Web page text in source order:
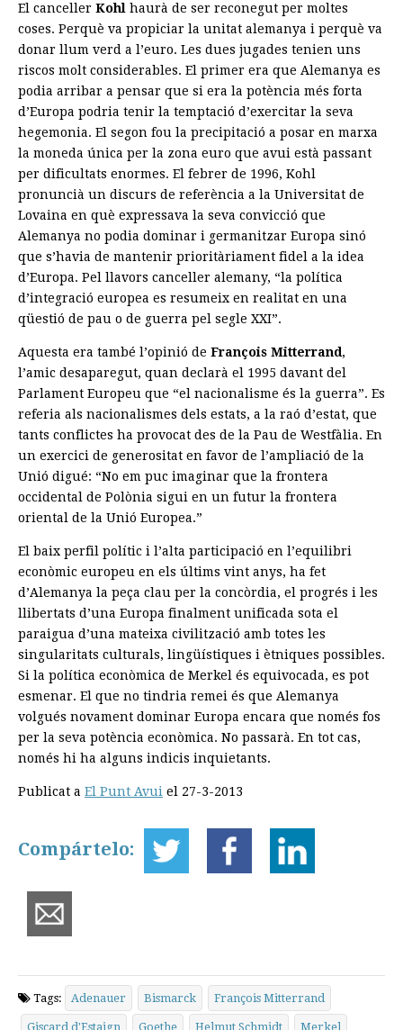
El canceller Kohl haurà de ser reconegut per moltes
coses. Perquè va propiciar la unitat alemanya i perquè va
donar llum verd a l’euro. Les dues jugades tenien uns
riscos molt considerables. El primer era que Alemanya es
podia arribar a pensar que si era la potència més forta
d’Europa podria tenir la temptació d’exercitar la seva
hegemonia. El segon fou la precipitació a posar en marxa
la moneda única per la zona euro que avui està passant
per dificultats enormes. El febrer de 1996, Kohl
pronuncià un discurs de referència a la Universitat de
Lovaina en què expressava la seva convicció que
Alemanya no podia dominar i germanitzar Europa sinó
que s’havia de mantenir prioritàriament fidel a la idea
d’Europa. Pel llavors canceller alemany, “la política
d’integració europea es resumeix en realitat en una
qüestió de pau o de guerra pel segle XXI”.
Aquesta era també l’opinió de François Mitterrand,
l’amic desaparegut, quan declarà el 1995 davant del
Parlament Europeu que “el nacionalisme és la guerra”. Es
referia als nacionalismes dels estats, a la raó d’estat, que
tants conflictes ha provocat des de la Pau de Westfàlia. En
un exercici de generositat en favor de l’ampliació de la
Unió digué: “No em puc imaginar que la frontera
occidental de Polònia sigui en un futur la frontera
oriental de la Unió Europea.”
El baix perfil polític i l’alta participació en l’equilibri
econòmic europeu en els últims vint anys, ha fet
d’Alemanya la peça clau per la concòrdia, el progrés i les
llibertats d’una Europa finalment unificada sota el
paraigua d’una mateixa civilització amb totes les
singularitats culturals, lingüístiques i ètniques possibles.
Si la política econòmica de Merkel és equivocada, es pot
esmenar. El que no tindria remei és que Alemanya
volgués novament dominar Europa encara que només fos
per la seva potència econòmica. No passarà. En tot cas,
només hi ha alguns indicis inquietants.
Publicat a El Punt Avui el 27-3-2013
Compártelo:
Tags: Adenauer Bismarck François Mitterrand
Giscard d'Estaign Goethe Helmut Schmidt Merkel